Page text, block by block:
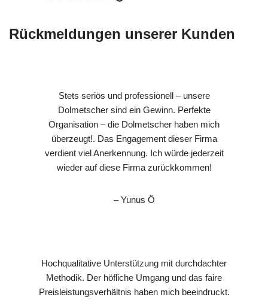
Rückmeldungen unserer Kunden
Stets seriös und professionell – unsere
Dolmetscher sind ein Gewinn. Perfekte
Organisation – die Dolmetscher haben mich
überzeugt!. Das Engagement dieser Firma
verdient viel Anerkennung. Ich würde jederzeit
wieder auf diese Firma zurückkommen!
– Yunus Ö
Hochqualitative Unterstützung mit durchdachter
Methodik. Der höfliche Umgang und das faire
Preisleistungsverhältnis haben mich beeindruckt.